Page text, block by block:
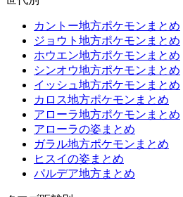
カントー地方ポケモンまとめ
ジョウト地方ポケモンまとめ
ホウエン地方ポケモンまとめ
シンオウ地方ポケモンまとめ
イッシュ地方ポケモンまとめ
カロス地方ポケモンまとめ
アローラ地方ポケモンまとめ
アローラの姿まとめ
ガラル地方ポケモンまとめ
ヒスイの姿まとめ
パルデア地方まとめ